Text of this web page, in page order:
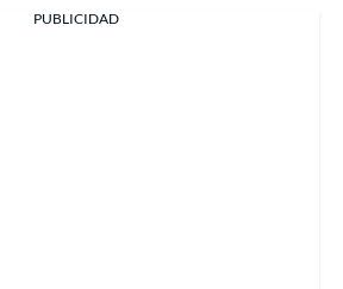
PUBLICIDAD